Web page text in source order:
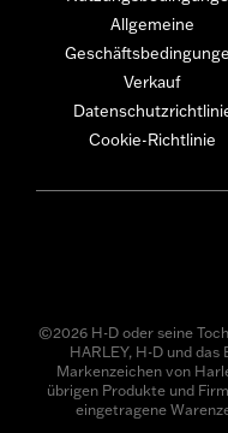
Allgemeine
Verkauf
Cookie-Richtlinie
©2026 H-D oder seine
HARLEY, H-D und das
Markenzeichen von
übrigen Produkte und
eingetragene